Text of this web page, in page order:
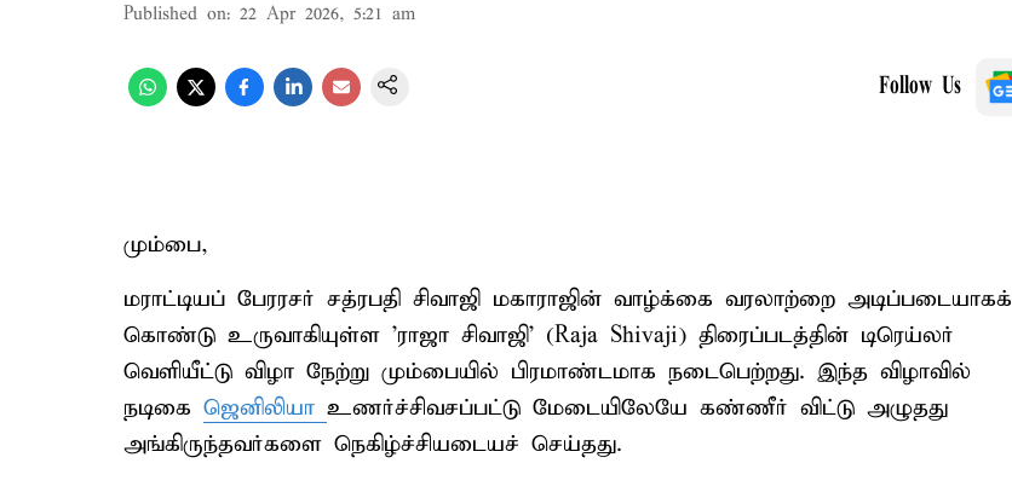
Published on: 22 Apr 2026, 5:21 am
Follow Us
மும்பை,
மராட்டியப் பேரரசர் சத்ரபதி சிவாஜி மகாராஜின் வாழ்க்கை வரலாற்றை அடிப்படையாகக்
கொண்டு உருவாகியுள்ள 'ராஜா சிவாஜி' (Raja Shivaji) திரைப்படத்தின் டிரெய்லர்
வெளியீட்டு விழா நேற்று மும்பையில் பிரமாண்டமாக நடைபெற்றது. இந்த விழாவில்
நடிகை ஜெனிலியா உணர்ச்சிவசப்பட்டு மேடையிலேயே கண்ணீர் விட்டு அழுதது
அங்கிருந்தவர்களை நெகிழ்ச்சியடையச் செய்தது.